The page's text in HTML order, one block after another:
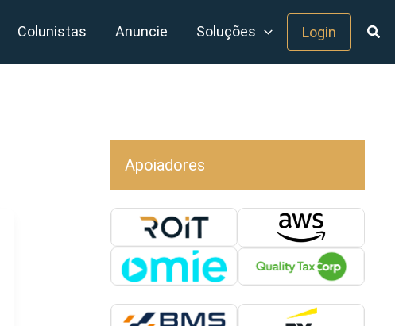
Colunistas Anuncie Soluções Login
Apoiadores